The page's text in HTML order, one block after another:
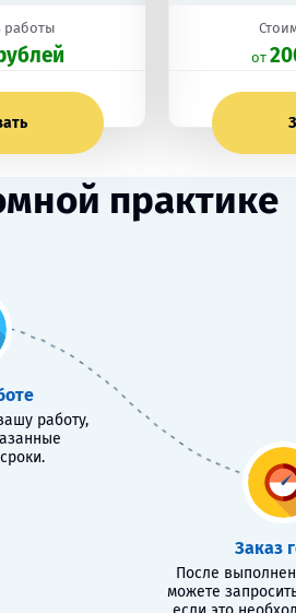
работы
oт
практике
работу,
Заказ
После
можете